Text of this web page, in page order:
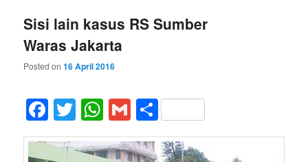
Sisi lain kasus RS Sumber
Waras Jakarta
Posted on16 April 2016
Facebook
Twitter
WhatsApp
Gmail
Share